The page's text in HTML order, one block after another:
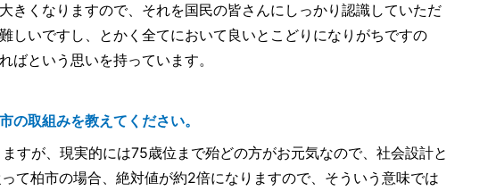
きくなりますので、それを国民の皆さんにしっかり認識していただ
しいですし、とかく全てにおいて良いとこどりになりがちですの
ばという思いを持っています。
取組みを教えてください。
すが、現実的には75歳位まで殆どの方がお元気なので、社会設計と
て柏市の場合、絶対値が約2倍になりますので、そういう意味では